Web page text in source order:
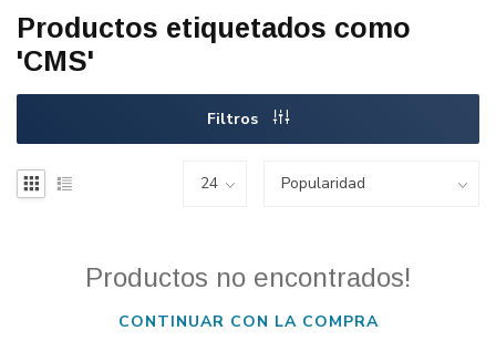
Productos etiquetados como
'CMS'
Filtros
Productos no encontrados!
CONTINUAR CON LA COMPRA